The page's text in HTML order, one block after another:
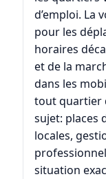
d’emploi. La
pour les
horaires
et de la
dans les
tout quartier
sujet: places
locales,
situation